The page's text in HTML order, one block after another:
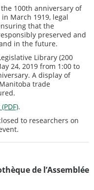
100th anniversary of
March 1919, legal
that the
preserved and
in the future.
Library (200
24, 2019 from 1:00 to
A display of
trade
.
to researchers on
de l’Assemblée